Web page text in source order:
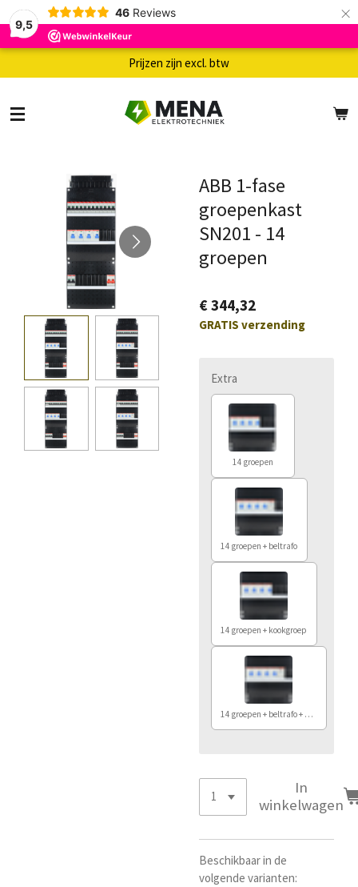
9,5
46 Reviews ×
Prijzen zijn excl. btw
ABB 1-fase
groepenkast
SN201 - 14
groepen
€ 344,32
GRATIS verzending
Extra
14 groepen
14 groepen + beltrafo
14 groepen + kookgroep
14 groepen + beltrafo + kookgroep
In
winkelwagen
Beschikbaar in de
volgende varianten: